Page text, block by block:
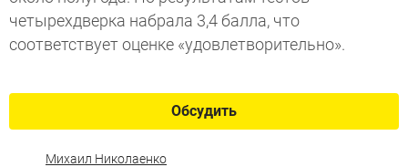
четырехдверка набрала 3,4 балла, что
соответствует оценке «удовлетворительно».
Обсудить
Михаил Николаенко